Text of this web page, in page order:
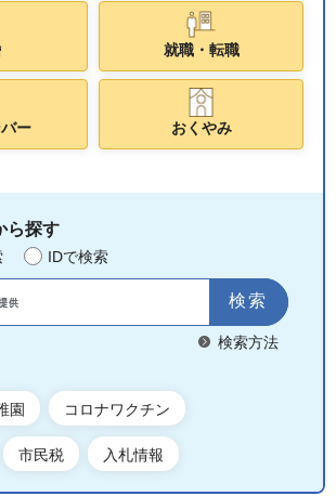
就職・転職
ー おくやみ
ら探す
IDで検索
索
検索方法
園 コロナワクチン
市民税 入札情報